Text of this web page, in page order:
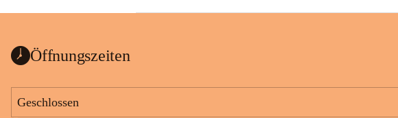
Öffnungszeiten
Geschlossen